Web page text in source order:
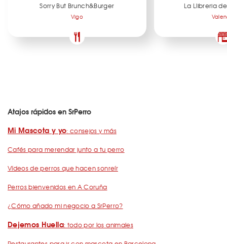
Sorry But Brunch&Burger
Vigo
La Llibreria
Atajos rápidos en SrPerro
Mi Mascota y yo: consejos y más
Cafés para merendar junto a tu perro
Vídeos de perros que hacen sonreír
Perros bienvenidos en A Coruña
¿Cómo añado mi negocio a SrPerro?
Dejemos Huella: todo por los animales